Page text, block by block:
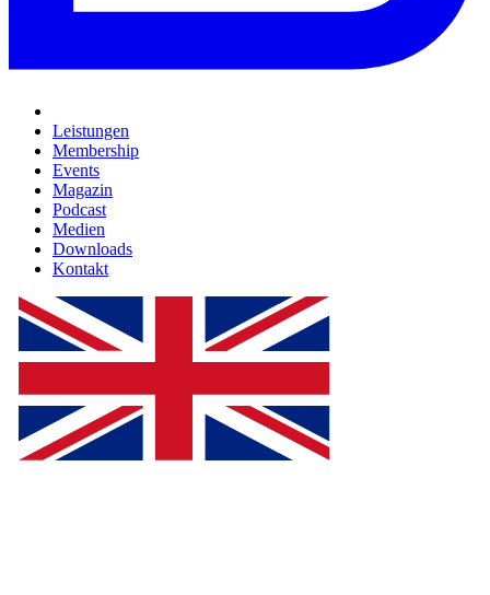
Leistungen
Membership
Events
Magazin
Podcast
Medien
Downloads
Kontakt